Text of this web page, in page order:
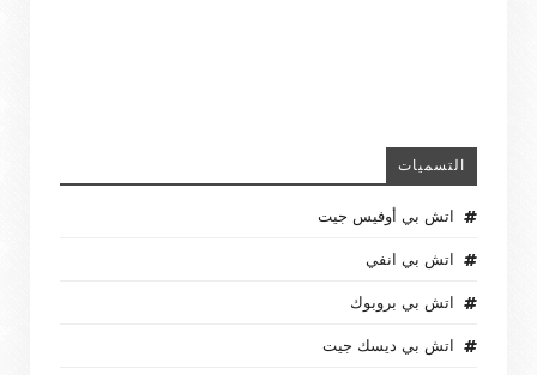
التسميات
اتش بي أوفيس جيت
اتش بي انفي
اتش بي بروبوك
اتش بي ديسك جيت